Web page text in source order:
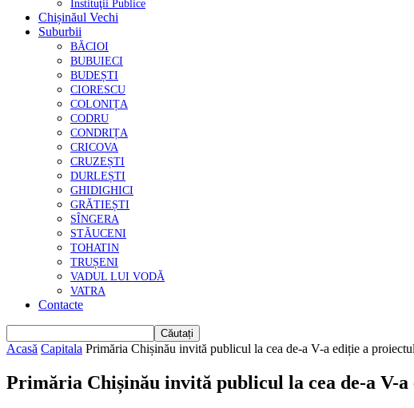
Instituţii Publice
Chișinăul Vechi
Suburbii
BĂCIOI
BUBUIECI
BUDEȘTI
CIORESCU
COLONIȚA
CODRU
CONDRIȚA
CRICOVA
CRUZEȘTI
DURLEȘTI
GHIDIGHICI
GRĂTIEȘTI
SÎNGERA
STĂUCENI
TOHATIN
TRUȘENI
VADUL LUI VODĂ
VATRA
Contacte
Acasă Capitala Primăria Chișinău invită publicul la cea de-a V-a ediție a
Primăria Chișinău invită publicul la cea de-a V-